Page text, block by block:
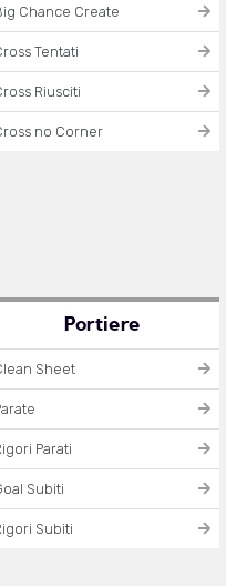
Chance Create
Tentati
Riusciti
no Corner
Portiere
Sheet
Parati
Subiti
Subiti